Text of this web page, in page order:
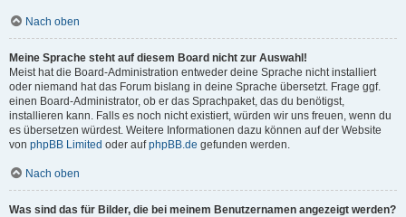
Nach oben
Meine Sprache steht auf diesem Board nicht zur Auswahl!
Meist hat die Board-Administration entweder deine Sprache nicht installiert
oder niemand hat das Forum bislang in deine Sprache übersetzt. Frage ggf.
einen Board-Administrator, ob er das Sprachpaket, das du benötigst,
installieren kann. Falls es noch nicht existiert, würden wir uns freuen, wenn du
es übersetzen würdest. Weitere Informationen dazu können auf der Website
von phpBB Limited oder aufphpBB.de gefunden werden.
Nach oben
Was sind das für Bilder, die bei meinem Benutzernamen angezeigt werden?